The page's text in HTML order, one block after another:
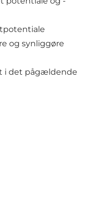
og synliggøre
i det pågældende